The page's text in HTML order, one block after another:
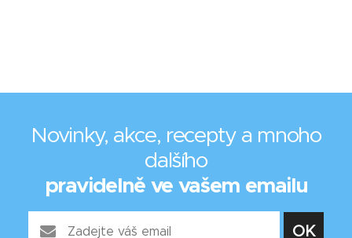
Novinky, akce, recepty a mnoho
dalšího
pravidelně ve vašem emailu